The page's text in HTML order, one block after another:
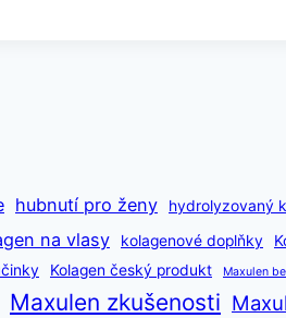
hubnutí pro ženy hydrolyzovaný
na vlasy kolagenové doplňky
Kolagen český produkt Maxulen
Maxulen zkušenosti